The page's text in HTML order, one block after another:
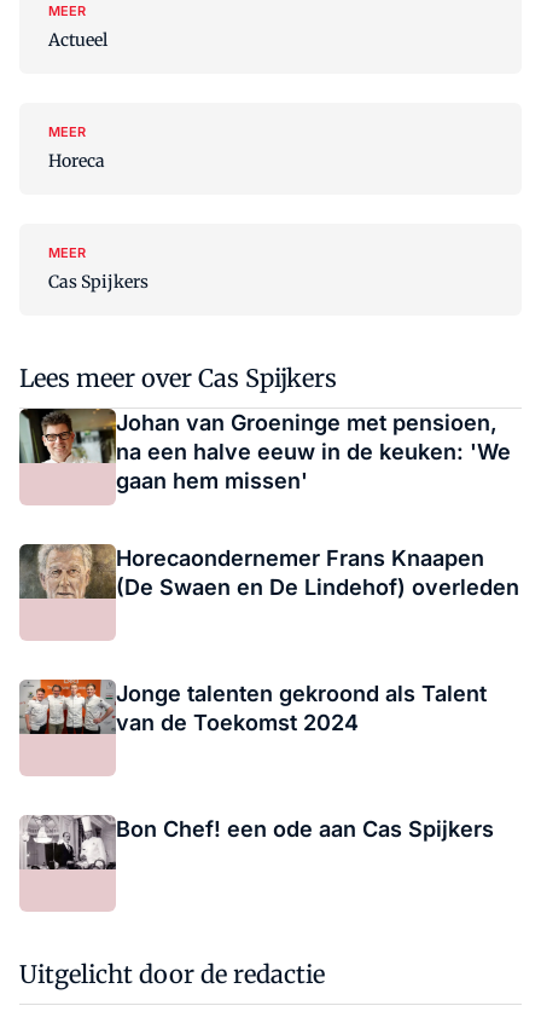
MEER
Actueel
MEER
Horeca
MEER
Cas Spijkers
Lees meer over Cas Spijkers
Johan van Groeninge met pensioen,
na een halve eeuw in de keuken: 'We
gaan hem missen'
Horecaondernemer Frans Knaapen
(De Swaen en De Lindehof) overleden
Jonge talenten gekroond als Talent
van de Toekomst 2024
Bon Chef! een ode aan Cas Spijkers
Uitgelicht door de redactie